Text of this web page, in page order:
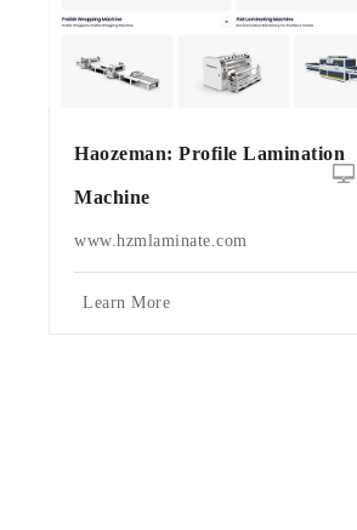
Haozeman: Profile Lamination
Machine
www.hzmlaminate.com
Learn More